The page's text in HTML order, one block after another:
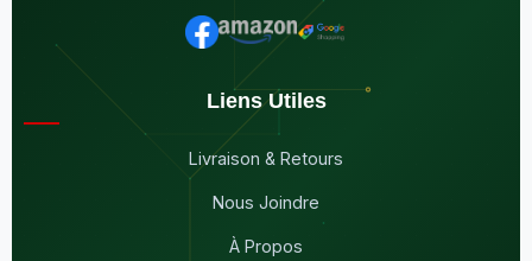
Liens Utiles
Livraison & Retours
Nous Joindre
À Propos